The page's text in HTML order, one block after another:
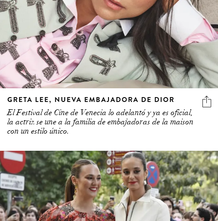
GRETA LEE, NUEVA EMBAJADORA DE DIOR
El Festival de Cine de Venecia lo adelantó y ya es oficial,
la actriz se une a la familia de embajadoras de la maison
con un estilo único.